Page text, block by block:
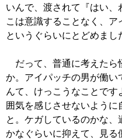
いんで、渡されて『はい、
こは意識することなく、ア
というぐらいにとどめまし
だって、普通に考えたら
か。アイパッチの男が働い
んて、けっこうなことです
囲気を感じさせないように
と。ケガしているのかな
かなぐらいに抑えて、見る